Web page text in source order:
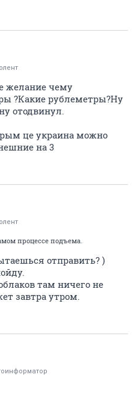
желание чему
?Какие рублеметры?Ну
отодвинул.
це украина можно
на 3
процессе подъема.
отправить? )
там ничего не
завтра утром.